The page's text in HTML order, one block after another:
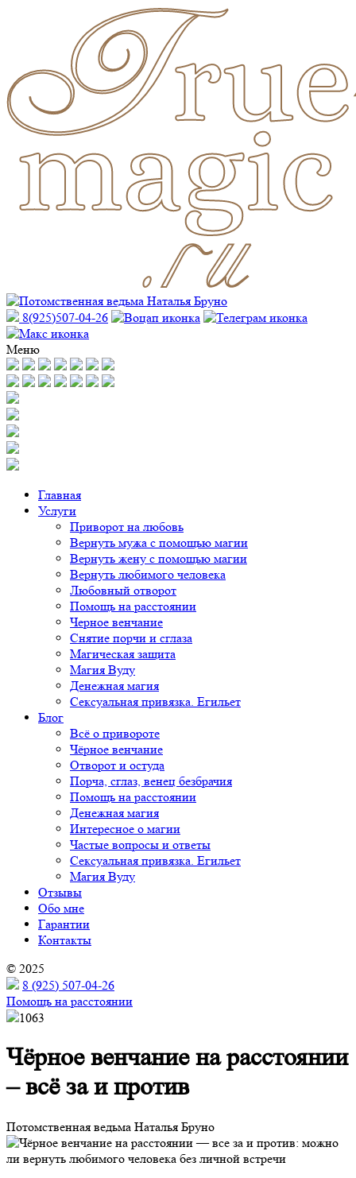
8(925)507-04-26
Меню
Главная
Услуги
Приворот на любовь
Вернуть мужа с помощью магии
Вернуть жену с помощью магии
Вернуть любимого человека
Любовный отворот
Помощь на расстоянии
Черное венчание
Снятие порчи и сглаза
Магическая защита
Магия Вуду
Денежная магия
Сексуальная привязка. Егильет
Блог
Всё о привороте
Чёрное венчание
Отворот и остуда
Порча, сглаз, венец безбрачия
Помощь на расстоянии
Денежная магия
Интересное о магии
Частые вопросы и ответы
Сексуальная привязка. Егильет
Магия Вуду
Отзывы
Обо мне
Гарантии
Контакты
© 2025
8 (925) 507-04-26
Помощь на расстоянии
1063
Чёрное венчание на расстоянии
– всё за и против
Потомственная ведьма Наталья Бруно